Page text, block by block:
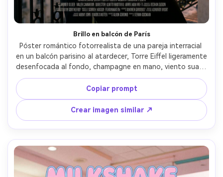
Brillo en balcón de París
Póster romántico fotorrealista de una pareja interracial
en un balcón parisino al atardecer, Torre Eiffel ligeramente
desenfocada al fondo, champagne en mano, viento suave
en su cabello, vestido negro de satén y aretes de perla,
él usa camisa blanca con mangas remangadas, flare de la
hora dorada, cielo pastel, encuadre simétrico elegante
con espacio para título arriba y área de créditos abajo,
contraste cinematográfico, capturada con 50mm f/1.8,
acabado profesional de póster --ar 4:5
Copiar prompt
Crear imagen similar ↗